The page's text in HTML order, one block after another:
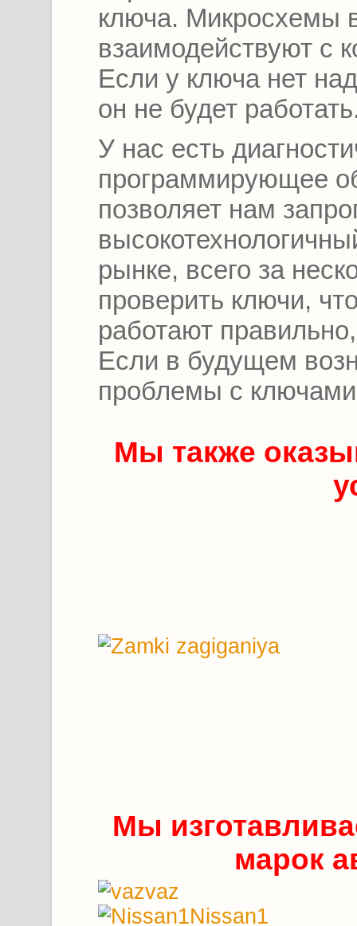
ключа. Микросхемы
взаимодействуют с
Если у ключа нет
он не будет
У нас есть
программирующее
позволяет нам
рынке, всего за
проверить ключи,
работают
Если в будущем
проблемы с
Мы также
Мы
марок
vaz
Nissan1